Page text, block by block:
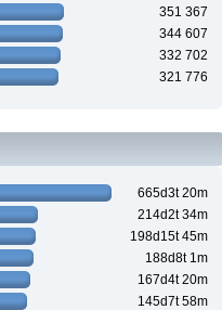
351 367
344 607
332 702
321 776
665d3t 20m
214d2t 34m
198d15t 45m
188d8t 1m
167d4t 20m
145d7t 58m